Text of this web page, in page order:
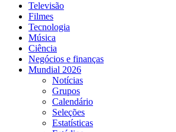
Televisão
Filmes
Tecnologia
Música
Ciência
Negócios e finanças
Mundial 2026
Notícias
Grupos
Calendário
Seleções
Estatísticas